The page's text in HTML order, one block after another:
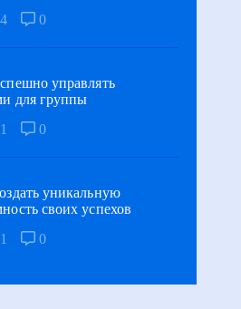
0
управлять
для группы
0
уникальную
своих успехов
0